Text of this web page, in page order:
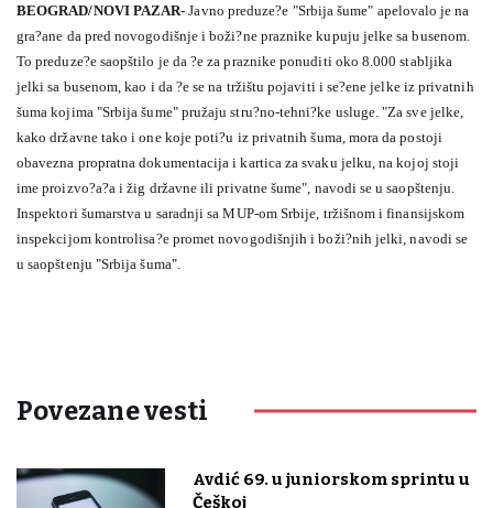
BEOGRAD/NOVI PAZAR- Javno preduze?e "Srbija šume" apelovalo je na
gra?ane da pred novogodišnje i boži?ne praznike kupuju jelke sa busenom.
To preduze?e saopštilo je da ?e za praznike ponuditi oko 8.000 stabljika
jelki sa busenom, kao i da ?e se na tržištu pojaviti i se?ene jelke iz privatnih
šuma kojima "Srbija šume" pružaju stru?no-tehni?ke usluge. "Za sve jelke,
kako državne tako i one koje poti?u iz privatnih šuma, mora da postoji
obavezna propratna dokumentacija i kartica za svaku jelku, na kojoj stoji
ime proizvo?a?a i žig državne ili privatne šume", navodi se u saopštenju.
Inspektori šumarstva u saradnji sa MUP-om Srbije, tržišnom i finansijskom
inspekcijom kontrolisa?e promet novogodišnjih i boži?nih jelki, navodi se
u saopštenju "Srbija šuma".
Povezane vesti
Avdić 69. u juniorskom sprintu u
Češkoj